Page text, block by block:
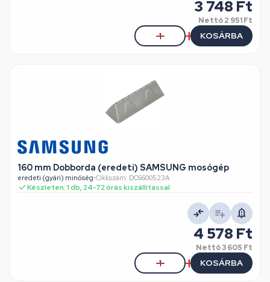
3 748 Ft
Nettó2 951 Ft
KOSÁRBA
160 mm Dobborda (eredeti) SAMSUNG mosógép
eredeti (gyári) minőség•Cikkszám: DC6600523A
Készleten: 1 db, 24-72 órás kiszállítással
4 578 Ft
Nettó3 605 Ft
KOSÁRBA